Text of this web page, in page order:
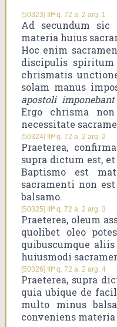
[50323] IIIª q. 72 a. 2 arg. 1
Ad secundum sic
materia huius
Hoc enim
discipulis
chrismatis
solam manus
apostoli
Ergo chrisma
necessitate
[50324] IIIª q. 72 a. 2 arg. 2
Praeterea,
supra dictum est,
Baptismo est
sacramenti non
balsamo.
[50325] IIIª q. 72 a. 2 arg. 3
Praeterea, oleum
quolibet oleo
quibuscumque
huiusmodi
[50326] IIIª q. 72 a. 2 arg. 4
Praeterea, supra
quia ubique de
multo minus
conveniens